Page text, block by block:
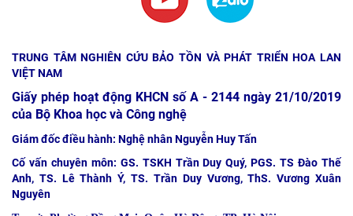
TRUNG TÂM NGHIÊN CỨU BẢO TỒN VÀ PHÁT TRIỂN HOA LAN
VIỆT NAM
Giấy phép hoạt động KHCN số A - 2144 ngày 21/10/2019
của Bộ Khoa học và Công nghệ
Giám đốc điều hành: Nghệ nhân Nguyễn Huy Tấn
Cố vấn chuyên môn: GS. TSKH Trần Duy Quý, PGS. TS Đào Thế
Anh, TS. Lê Thành Ý, TS. Trần Duy Vương, ThS. Vương Xuân
Nguyên